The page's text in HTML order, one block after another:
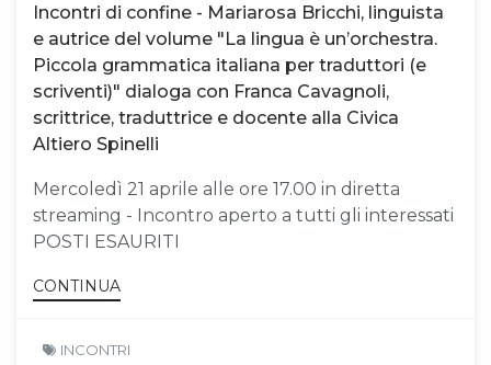
Incontri di confine - Mariarosa Bricchi, linguista
e autrice del volume "La lingua è un’orchestra.
Piccola grammatica italiana per traduttori (e
scriventi)" dialoga con Franca Cavagnoli,
scrittrice, traduttrice e docente alla Civica
Altiero Spinelli
Mercoledì 21 aprile alle ore 17.00 in diretta
streaming - Incontro aperto a tutti gli interessati
POSTI ESAURITI
CONTINUA
INCONTRI